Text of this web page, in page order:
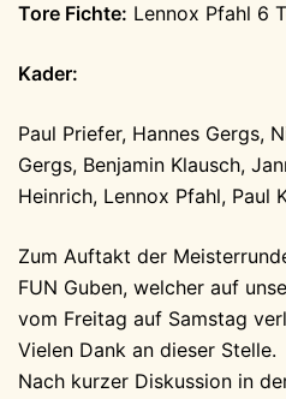
Tore Fichte: Lennox Pfahl 6
Kader:
Paul Priefer, Hannes Gergs,
Gergs, Benjamin Klausch,
Heinrich, Lennox Pfahl, Paul
Zum Auftakt der
FUN Guben, welcher auf
vom Freitag auf Samstag
Vielen Dank an dieser Stelle.
Nach kurzer Diskussion in